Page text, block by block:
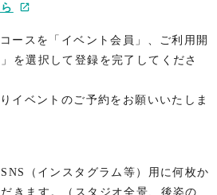
ースを「イベント会員」、ご利用開
を選択して登録を完了してくださ
イベントのご予約をお願いいたしま
（インスタグラム等）用に何枚か
きます。（スタジオ全景、後姿の